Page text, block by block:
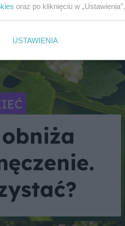
oraz po kliknięciu w „Ustawienia”.
USTAWIENIA